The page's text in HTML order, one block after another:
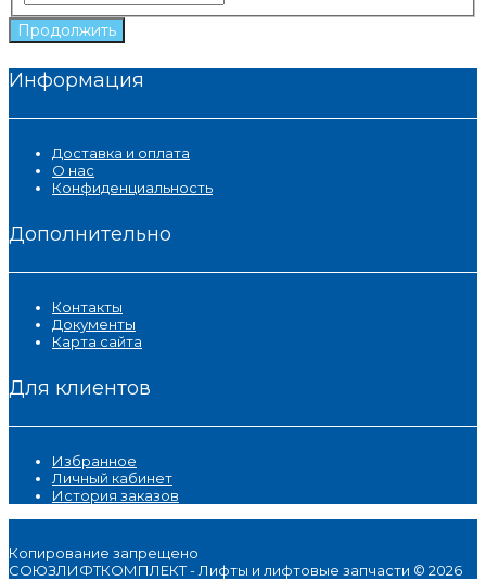
Продолжить
Информация
Доставка и оплата
О нас
Конфиденциальность
Дополнительно
Контакты
Документы
Карта сайта
Для клиентов
Избранное
Личный кабинет
История заказов
Копирование запрещено
СОЮЗЛИФТКОМПЛЕКТ - Лифты и лифтовые запчасти © 2026